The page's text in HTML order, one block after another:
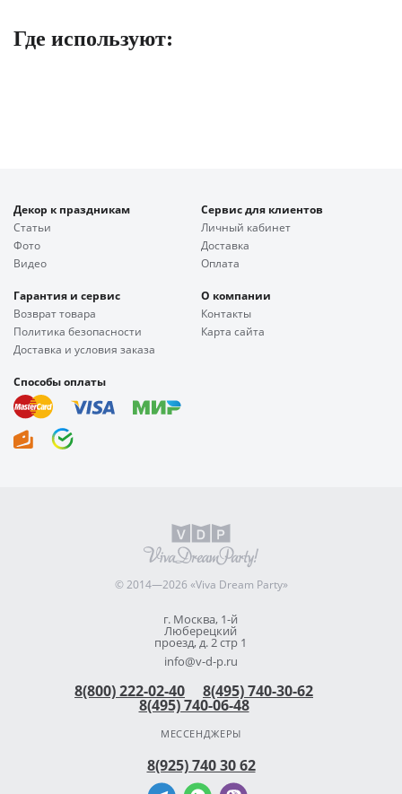
Где используют:
Декор к праздникам
Статьи
Фото
Видео
Сервис для клиентов
Личный кабинет
Доставка
Оплата
Гарантия и сервис
Возврат товара
Политика безопасности
Доставка и условия заказа
О компании
Контакты
Карта сайта
Способы оплаты
© 2014—2026 «Viva Dream Party»
г. Москва, 1-й
Люберецкий
проезд, д. 2 стр 1
info@v-d-p.ru
8(800) 222-02-40 8(495) 740-30-62
8(495) 740-06-48
МЕССЕНДЖЕРЫ
8(925) 740 30 62